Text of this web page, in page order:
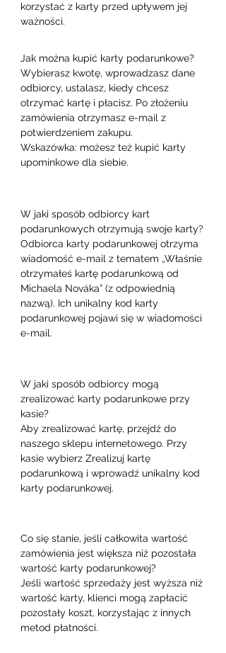
korzystać z karty przed upływem jej
ważności.
Jak można kupić karty podarunkowe?
Wybierasz kwotę, wprowadzasz dane
odbiorcy, ustalasz, kiedy chcesz
otrzymać kartę i płacisz. Po złożeniu
zamówienia otrzymasz e-mail z
potwierdzeniem zakupu.
Wskazówka: możesz też kupić karty
upominkowe dla siebie.
W jaki sposób odbiorcy kart
podarunkowych otrzymują swoje karty?
Odbiorca karty podarunkowej otrzyma
wiadomość e-mail z tematem „Właśnie
otrzymałeś kartę podarunkową od
Michaela Nováka” (z odpowiednią
nazwą). Ich unikalny kod karty
podarunkowej pojawi się w wiadomości
e-mail.
W jaki sposób odbiorcy mogą
zrealizować karty podarunkowe przy
kasie?
Aby zrealizować kartę, przejdź do
naszego sklepu internetowego. Przy
kasie wybierz Zrealizuj kartę
podarunkową i wprowadź unikalny kod
karty podarunkowej.
Co się stanie, jeśli całkowita wartość
zamówienia jest większa niż pozostała
wartość karty podarunkowej?
Jeśli wartość sprzedaży jest wyższa niż
wartość karty, klienci mogą zapłacić
pozostały koszt, korzystając z innych
metod płatności.